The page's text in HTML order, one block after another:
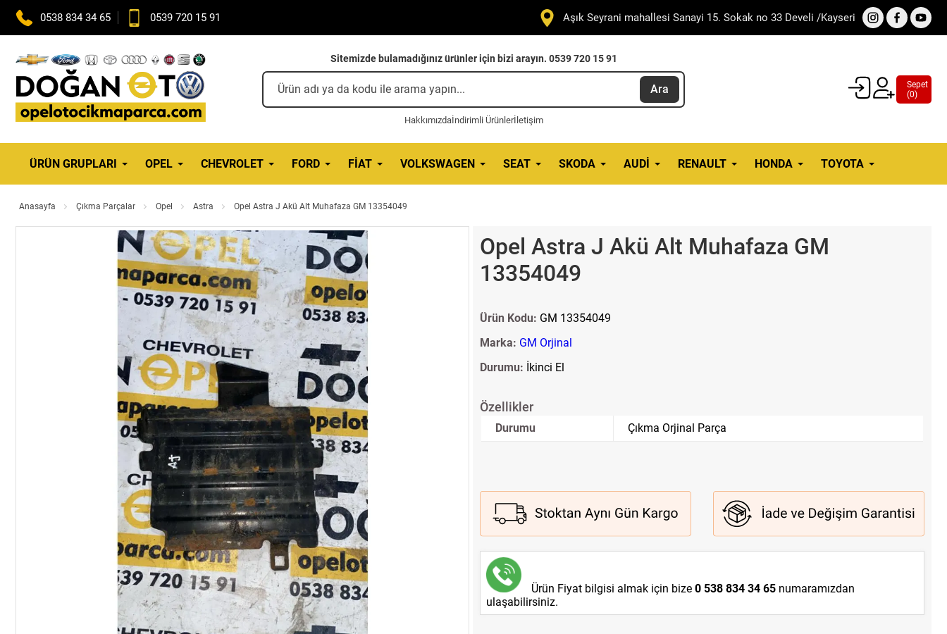
0538 834 34 65 0539 720 15 91 Aşık Seyrani mahallesi Sanayi 15. Sokak no 33 Develi /Kayseri
Sitemizde bulamadığınız ürünler için bizi arayın. 0539 720 15 91
Ara
Hakkımızdaİndirimli Ürünlerİletişim
Sepet
(0)
ÜRÜN GRUPLARI OPEL CHEVROLET FORD FIAT VOLKSWAGEN SEAT SKODA AUDI RENAULT HONDA TOYOTA
Anasayfa Çıkma Parçalar Opel Astra Opel Astra J Akü Alt Muhafaza GM 13354049
Opel Astra J Akü Alt Muhafaza GM
13354049
Ürün Kodu: GM 13354049
Marka: GM Orjinal
Durumu: İkinci El
Özellikler
Durumu Çıkma Orjinal Parça
Ürün Fiyat bilgisi almak için bize 0 538 834 34 65numaramızdan
ulaşabilirsiniz.